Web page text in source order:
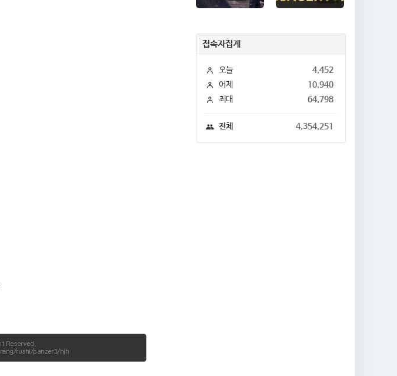
접속자집계
오늘
4,452
어제
10,940
최대
64,798
전체 4,354,251